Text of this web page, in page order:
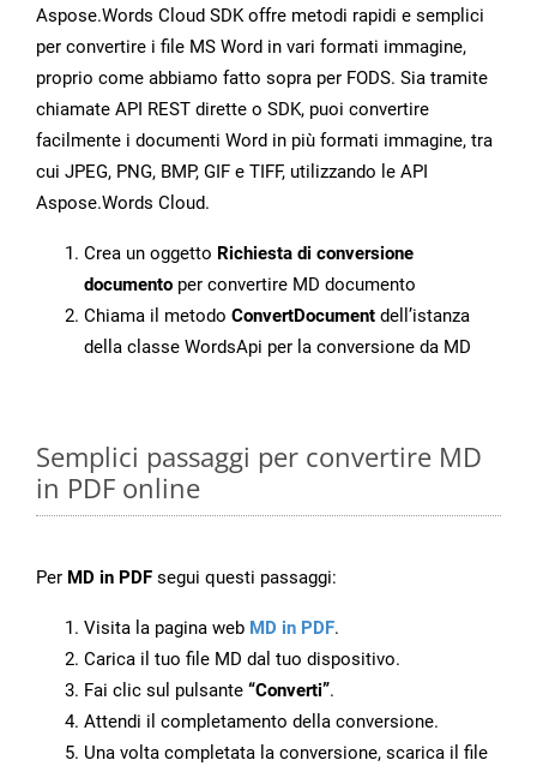
Aspose.Words Cloud SDK offre metodi rapidi e semplici
per convertire i file MS Word in vari formati immagine,
proprio come abbiamo fatto sopra per FODS. Sia tramite
chiamate API REST dirette o SDK, puoi convertire
facilmente i documenti Word in più formati immagine, tra
cui JPEG, PNG, BMP, GIF e TIFF, utilizzando le API
Aspose.Words Cloud.
Crea un oggetto Richiesta di conversione
documento per convertire MD documento
Chiama il metodo ConvertDocument dell’istanza
della classe WordsApi per la conversione da MD
Semplici passaggi per convertire MD
in PDF online
Per MD in PDF segui questi passaggi:
Visita la pagina web MD in PDF.
Carica il tuo file MD dal tuo dispositivo.
Fai clic sul pulsante “Converti”.
Attendi il completamento della conversione.
Una volta completata la conversione, scarica il file